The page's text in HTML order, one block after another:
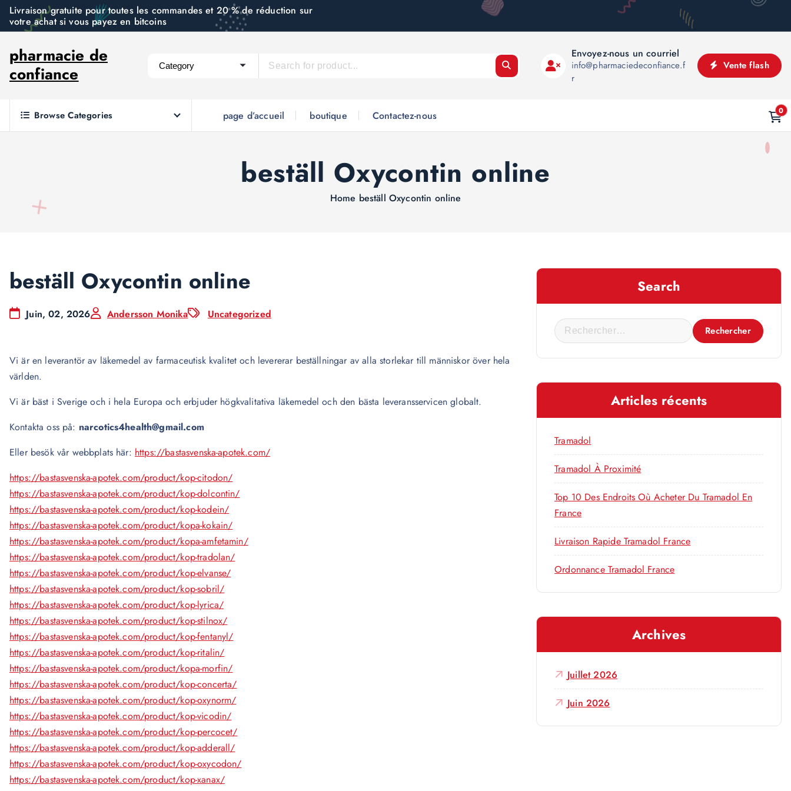
n
Livraison gratuite pour toutes les commandes et 20 % de réduction sur
votre achat si vous payez en bitcoins
pharmacie de
confiance
Envoyez-nous un courriel
info@pharmaciedeconfiance.f
r
Vente flash
Browse Categories page d’accueil boutique Contactez-nous 0
beställ Oxycontin online
Home beställ Oxycontin online
beställ Oxycontin online
Juin, 02, 2026 Andersson Monika Uncategorized
Vi är en leverantör av läkemedel av farmaceutisk kvalitet och levererar beställningar av alla storlekar till människor över hela
världen.
Vi är bäst i Sverige och i hela Europa och erbjuder högkvalitativa läkemedel och den bästa leveransservicen globalt.
Kontakta oss på: narcotics4health@gmail.com
Eller besök vår webbplats här: https://bastasvenska-apotek.com/
https://bastasvenska-apotek.com/product/kop-citodon/
https://bastasvenska-apotek.com/product/kop-dolcontin/
https://bastasvenska-apotek.com/product/kop-kodein/
https://bastasvenska-apotek.com/product/kopa-kokain/
https://bastasvenska-apotek.com/product/kopa-amfetamin/
https://bastasvenska-apotek.com/product/kop-tradolan/
https://bastasvenska-apotek.com/product/kop-elvanse/
https://bastasvenska-apotek.com/product/kop-sobril/
https://bastasvenska-apotek.com/product/kop-lyrica/
https://bastasvenska-apotek.com/product/kop-stilnox/
https://bastasvenska-apotek.com/product/kop-fentanyl/
https://bastasvenska-apotek.com/product/kop-ritalin/
https://bastasvenska-apotek.com/product/kopa-morfin/
https://bastasvenska-apotek.com/product/kop-concerta/
https://bastasvenska-apotek.com/product/kop-oxynorm/
https://bastasvenska-apotek.com/product/kop-vicodin/
https://bastasvenska-apotek.com/product/kop-percocet/
https://bastasvenska-apotek.com/product/kop-adderall/
https://bastasvenska-apotek.com/product/kop-oxycodon/
https://bastasvenska-apotek.com/product/kop-xanax/
Search
R
e
c
c
h
e
r
:
Articles récents
Tramadol
Tramadol À Proximité
Top 10 Des Endroits Où Acheter Du Tramadol En
France
Livraison Rapide Tramadol France
Ordonnance Tramadol France
Archives
Juillet 2026
Juin 2026